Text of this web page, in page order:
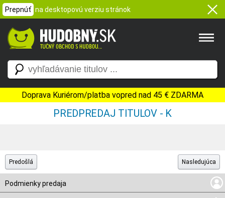
Prepnúť na desktopovú verziu stránok
Doprava Kuriérom/platba vopred nad 45 € ZDARMA
PREDPREDAJ TITULOV - K
Predošlá Nasledujúca
Podmienky predaja